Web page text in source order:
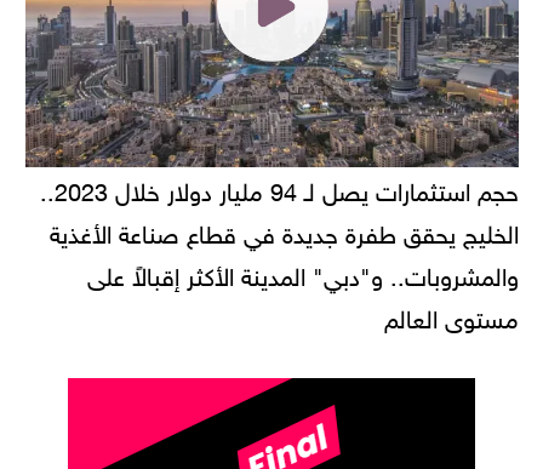
الخليج يحقق طفرة جديدة في قطاع صناعة الأغذية
والمشروبات.. و"دبي" المدينة الأكثر إقبالاً على
مستوى العالم